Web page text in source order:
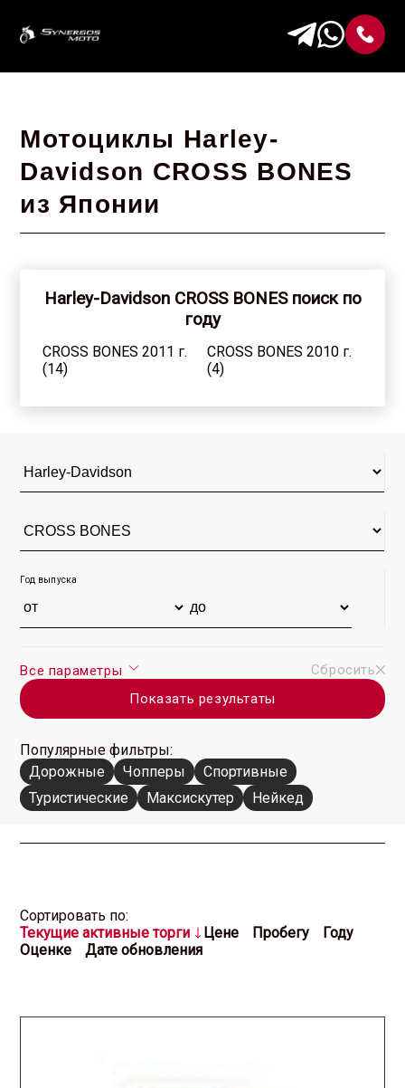
Мотоциклы Harley-
Davidson CROSS BONES
из Японии
Harley-Davidson CROSS BONES поиск по
году
CROSS BONES 2011 г.
(14)
CROSS BONES 2010 г.
(4)
(10)
(11)
Год выпуска
Все параметры
Сбросить
Показать результаты
Популярные фильтры:
Дорожные
Чопперы
Спортивные
Туристические
Максискутер Нейкед
Cортировать по:
Текущие активные торги
Цене Пробегу
Году
Оценке
Дате обновления